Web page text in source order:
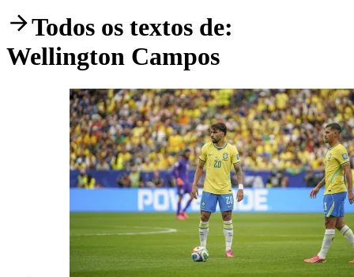
Todos os textos de:
Wellington Campos